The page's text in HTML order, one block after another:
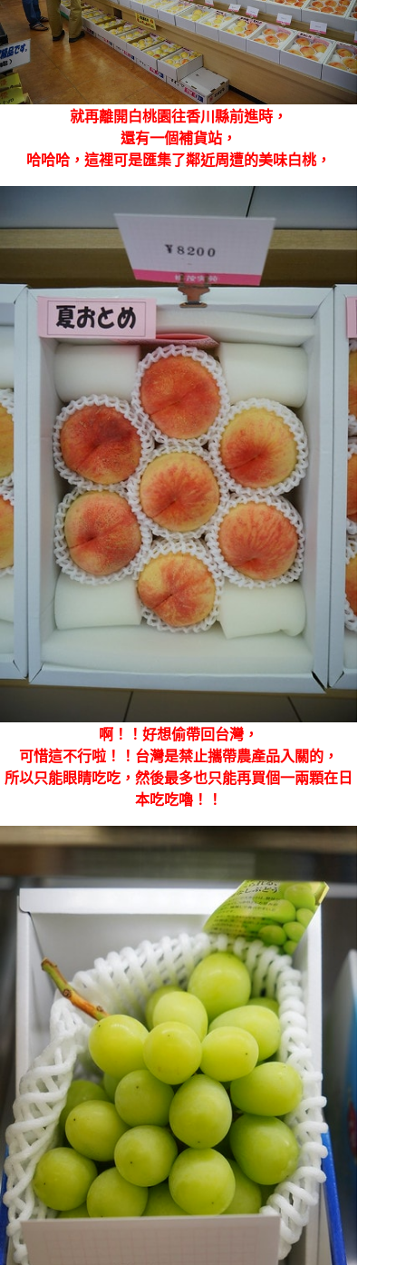
就再離開白桃園往香川縣前進時，
還有一個補貨站，
哈哈哈，這裡可是匯集了鄰近周遭的美味白桃，
啊！！好想偷帶回台灣，
可惜這不行啦！！台灣是禁止攜帶農產品入關的，
所以只能眼睛吃吃，然後最多也只能再買個一兩顆在日
本吃吃嚕！！